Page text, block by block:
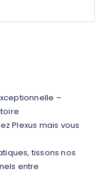
–
Plexus mais vous
tissons nos
entre